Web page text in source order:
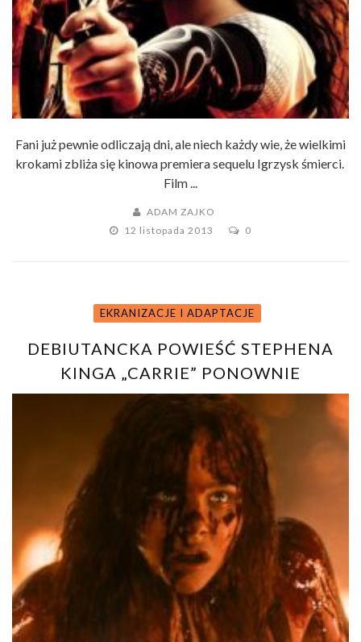
Fani już pewnie odliczają dni, ale niech każdy wie, że wielkimi
krokami zbliża się kinowa premiera sequelu Igrzysk śmierci.
Film ...
ADAM ZAJKO
12 listopada 2013
0
EKRANIZACJE I ADAPTACJE
DEBIUTANCKA POWIEŚĆ STEPHENA
KINGA „CARRIE” PONOWNIE
ZEKRANIZOWANA!